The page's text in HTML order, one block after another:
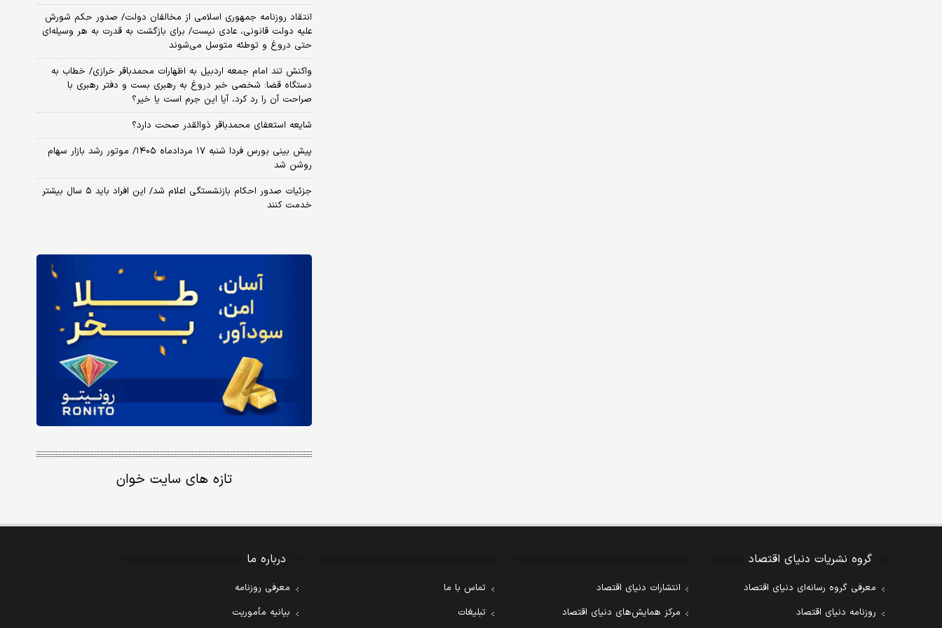
انتقاد روزنامه جمهوری اسلامی از مخالفان دولت/ صدور حکم شورش
علیه دولت قانونی، عادی نیست/ برای بازگشت به قدرت به هر وسیله‌ای
حتی دروغ و توطئه متوسل می‌شوند
واکنش تند امام جمعه اردبیل به اظهارات محمدباقر خرازی/ خطاب به
دستگاه قضا: شخصی خبر دروغ به رهبری بست و دفتر رهبری با
صراحت آن را رد کرد، آیا این جرم است یا خیر؟
شایعه استعفای محمدباقر ذوالقدر صحت دارد؟
پیش بینی بورس فردا شنبه ۱۷ مردادماه ۱۴۰۵/ موتور رشد بازار سهام
روشن شد
جزئیات صدور احکام بازنشستگی اعلام شد/ این افراد باید ۵ سال بیشتر
خدمت کنند
تازه های سایت خوان
گروه نشریات دنیای اقتصاد
معرفی گروه رسانه‌ای دنیای اقتصاد
روزنامه دنیای اقتصاد
انتشارات دنیای اقتصاد
مرکز همایش‌های دنیای اقتصاد
تماس با ما
تبلیغات
درباره ما
معرفی روزنامه
بیانیه مأموریت